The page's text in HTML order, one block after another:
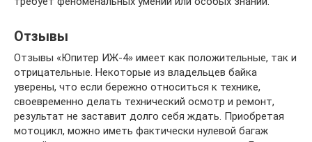
Отзывы
Отзывы «Юпитер ИЖ-4» имеет как положительные, так и
отрицательные. Некоторые из владельцев байка
уверены, что если бережно относиться к технике,
своевременно делать технический осмотр и ремонт,
результат не заставит долго себя ждать. Приобретая
мотоцикл, можно иметь фактически нулевой багаж